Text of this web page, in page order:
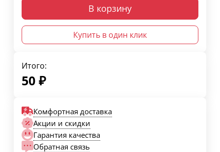
В корзину
Купить в один клик
Итого:
50 ₽
Комфортная доставка
Акции и скидки
Гарантия качества
Обратная связь